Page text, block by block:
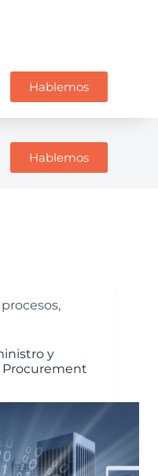
Hablemos
Hablemos
,
y
Procurement